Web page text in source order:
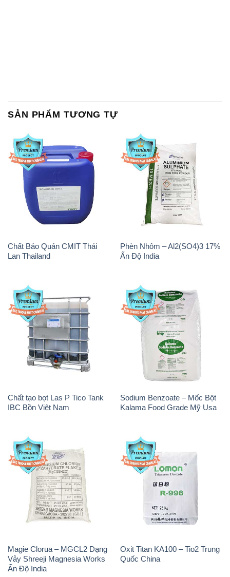
SẢN PHẨM TƯƠNG TỰ
Chất Bảo Quản CMIT Thái
Lan Thailand
Phèn Nhôm – Al2(SO4)3 17%
Ấn Độ India
Chất tạo bọt Las P Tico Tank
IBC Bồn Việt Nam
Sodium Benzoate – Mốc Bột
Kalama Food Grade Mỹ Usa
Magie Clorua – MGCL2 Dạng
Vảy Shreeji Magnesia Works
Ấn Độ India
Oxit Titan KA100 – Tio2 Trung
Quốc China